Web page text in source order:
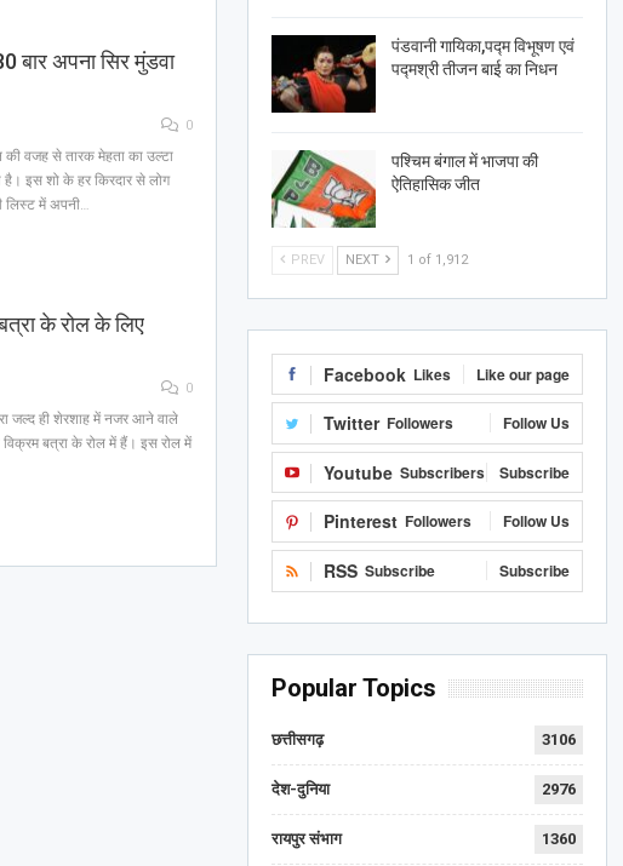
बार अपना सिर मुंडवा
0
वजह से तारक मेहता का उल्टा
है। इस शो के हर किरदार से लोग
में अपनी…
बत्रा के रोल के लिए
0
जल्द ही शेरशाह में नजर आने वाले
विक्रम बत्रा के रोल में हैं। इस रोल में
पंडवानी गायिका,पद्म विभूषण एवं
पद्मश्री तीजन बाई का निधन
पश्चिम बंगाल में भाजपा की
ऐतिहासिक जीत
PREV NEXT 1 of 1,912
Facebook Likes Like our page
Twitter Followers Follow Us
Youtube Subscribers Subscribe
Pinterest Followers Follow Us
RSS Subscribe Subscribe
Popular Topics
छत्तीसगढ़ 3106
देश-दुनिया 2976
रायपुर संभाग 1360